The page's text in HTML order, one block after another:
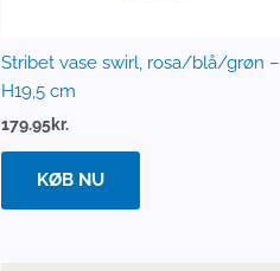
Stribet vase swirl, rosa/blå/grøn –
H19,5 cm
179.95kr.
KØB NU